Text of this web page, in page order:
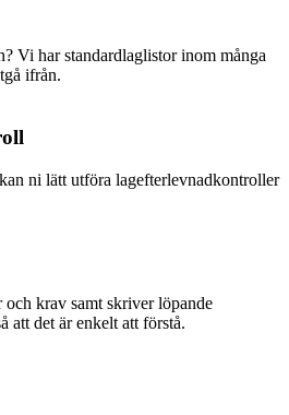
Vi har standardlaglistor inom många
ifrån.
ni lätt utföra lagefterlevnadkontroller
krav samt skriver löpande
att det är enkelt att förstå.